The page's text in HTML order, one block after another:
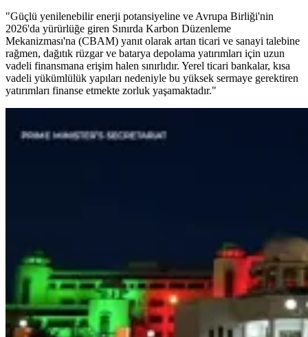
"Güçlü yenilenebilir enerji potansiyeline ve Avrupa Birliği'nin
2026'da yürürlüğe giren Sınırda Karbon Düzenleme
Mekanizması'na (CBAM) yanıt olarak artan ticari ve sanayi talebine
rağmen, dağıtık rüzgar ve batarya depolama yatırımları için uzun
vadeli finansmana erişim halen sınırlıdır. Yerel ticari bankalar, kısa
vadeli yükümlülük yapıları nedeniyle bu yüksek sermaye gerektiren
yatırımları finanse etmekte zorluk yaşamaktadır."